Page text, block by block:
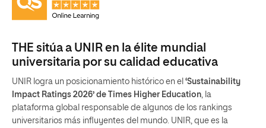
THE sitúa a UNIR en la élite mundial
universitaria por su calidad educativa
UNIR logra un posicionamiento histórico en el ‘Sustainability
Impact Ratings 2026’ de Times Higher Education , la
plataforma global responsable de algunos de los rankings
universitarios más influyentes del mundo. UNIR, que es la